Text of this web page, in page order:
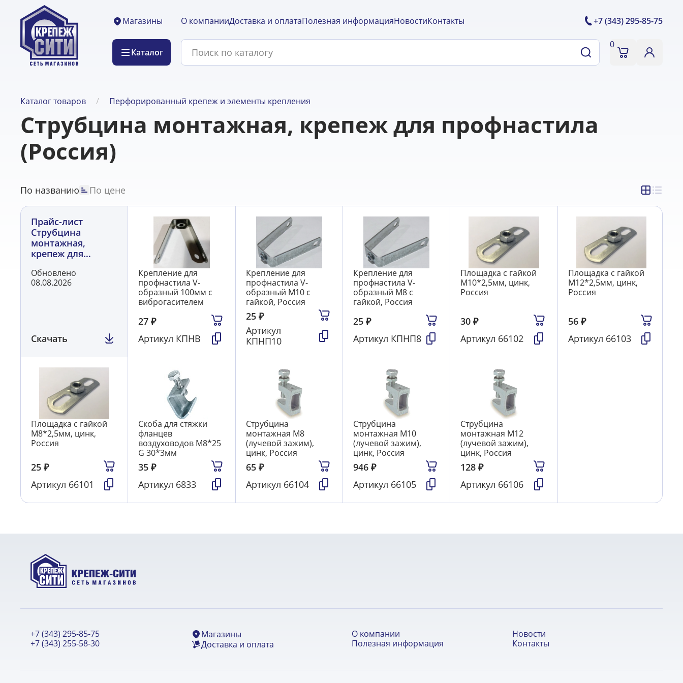
Магазины
Каталог
О компанииДоставка и оплатаПолезная информацияНовостиКонтакты +7 (343) 295-85-75
0
Каталог товаров Перфорированный крепеж и элементы крепления
Струбцина монтажная, крепеж для профнастила
(Россия)
По названию По цене
Прайс-лист
Струбцина
монтажная,
крепеж для
(Россия)
Обновлено
08.08.2026
Скачать
Крепление для
профнастила V-
образный 100мм с
виброгасителем
27₽
Артикул КПНВ
Крепление для
профнастила V-
образный M10 с
гайкой, Россия
25 ₽
Артикул
КПНП10
Крепление для
профнастила V-
образный M8 с
гайкой, Россия
25 ₽
Артикул КПНП8
Площадка с гайкой
M10*2,5мм, цинк,
Россия
30₽
Артикул 66102
Площадка с гайкой
M12*2,5мм, цинк,
Россия
56 ₽
Артикул 66103
Площадка с гайкой
M8*2,5мм, цинк,
Россия
25 ₽
Артикул 66101
Скоба для стяжки
фланцев
воздуховодов М8*25
G 30*3мм
35₽
Артикул 6833
Струбцина
монтажная М8
(лучевой зажим),
цинк, Россия
65 ₽
Артикул 66104
Струбцина
монтажная М10
(лучевой зажим),
цинк, Россия
946 ₽
Артикул 66105
Струбцина
монтажная М12
(лучевой зажим),
цинк, Россия
128₽
Артикул 66106
+7 (343) 295-85-75
+7 (343) 255-58-30
Магазины
Доставка и оплата
О компании
Полезная информация
Новости
Контакты